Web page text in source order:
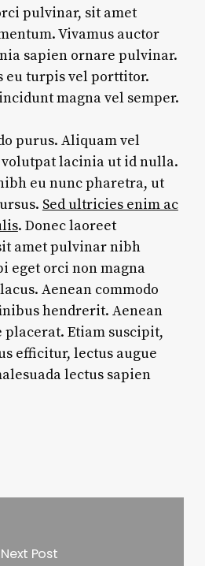
pulvinar, sit amet
Vivamus auctor
sapien ornare pulvinar.
eu turpis vel porttitor.
magna vel semper.
purus. Aliquam vel
lacinia ut id nulla.
eu nunc pharetra, ut
Sed ultricies enim ac
. Donec laoreet
amet pulvinar nibh
eget orci non magna
Aenean commodo
hendrerit. Aenean
Etiam suscipit,
efficitur, lectus augue
lectus sapien
Next Post